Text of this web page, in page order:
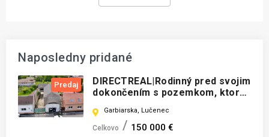
Naposledny pridané
Predaj
DIRECTREAL|Rodinný pred svojim
dokončením s pozemkom, ktorý
ruchu mesta.
Garbiarska, Lučenec
Celkovo 150 000 €